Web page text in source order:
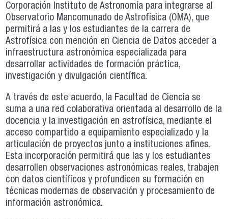
Corporación Instituto de Astronomía para integrarse al
Observatorio Mancomunado de Astrofísica (OMA), que
permitirá a las y los estudiantes de la carrera de
Astrofísica con mención en Ciencia de Datos acceder a
infraestructura astronómica especializada para
desarrollar actividades de formación práctica,
investigación y divulgación científica.
A través de este acuerdo, la Facultad de Ciencia se
suma a una red colaborativa orientada al desarrollo de la
docencia y la investigación en astrofísica, mediante el
acceso compartido a equipamiento especializado y la
articulación de proyectos junto a instituciones afines.
Esta incorporación permitirá que las y los estudiantes
desarrollen observaciones astronómicas reales, trabajen
con datos científicos y profundicen su formación en
técnicas modernas de observación y procesamiento de
información astronómica.